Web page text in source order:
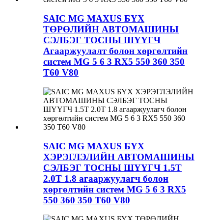
SAIC MG MAXUS БҮХ
ТӨРӨЛИЙН АВТОМАШИНЫ
СЭЛБЭГ ТОСНЫ ШҮҮГЧ
Агааржуулалт болон хөргөлтийн
систем MG 5 6 3 RX5 550 360 350
T60 V80
SAIC MG MAXUS БҮХ
ХЭРЭГЛЭЛИЙН АВТОМАШИНЫ
СЭЛБЭГ ТОСНЫ ШҮҮГЧ 1.5T
2.0T 1.8 агааржуулагч болон
хөргөлтийн систем MG 5 6 3 RX5
550 360 350 T60 V80